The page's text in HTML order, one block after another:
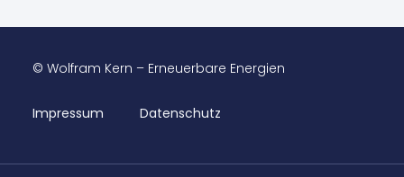
© Wolfram Kern – Erneuerbare Energien
Impressum Datenschutz